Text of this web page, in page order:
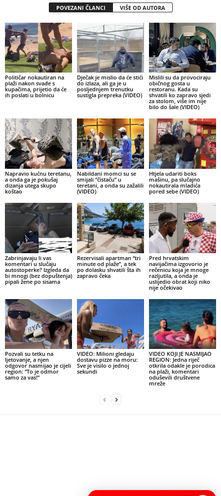
POVEZANI ČLANCI VIŠE OD AUTORA
Političar nokautiran na
plaži nakon svađe s
kupačima, prijetio da će
ih poslati u bolnicu
Dječak je mislio da će stići
do izlaza, ali ga je u
posljednjem trenutku
sustigla prepreka (VIDEO)
Mislili su da provociraju
običnog gosta u
restoranu. Kada su
shvatili ko zapravo sjedi
za stolom, više im nije
bilo do šale (VIDEO)
Napravio kućnu teretanu,
a onda ga je pokušaj
dizanja utega skupo
koštao
Nabildani momci su se
smijali “čistaču” u
teretani, a onda su zažalili
(VIDEO)
Htjela udariti boks
mašinu, pa slučajno
nokautirala mladića
pored sebe (VIDEO)
Zabrinjavaju li vas
komentari u slučaju
autostoperke? Izgleda da
bi mnogi (bez dopuštenja)
pipali žene po sisama
Rezervisali apartman “tri
minute od plaže”, a tek
po dolasku shvatili šta ih
zapravo čeka
Pred hrvatskim
navijačima izgovorio je
rečenicu koja je mnoge
razljutila, a onda je
uslijedio obrat koji niko
nije očekivao
Pozvali su tetku na
ljetovanje, a njen
odgovor nasmijao je cijeli
region: “To je odmor
samo za vas!”
VIDEO: Milioni gledaju
dostavu pizze na moru:
Sve je visilo o jednoj
sekundi
VIDEO KOJI JE NASMIJAO
REGION: Jedna riječ
otkrila odakle je porodica
na plaži, komentari
oduševili društvene
mreže